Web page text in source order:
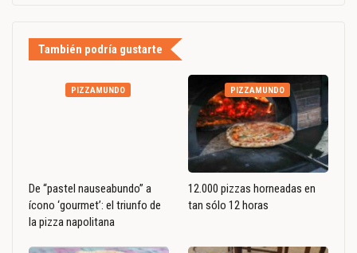
También podría gustarte
PIZZAMUNDO
De “pastel nauseabundo” a
ícono ‘gourmet’: el triunfo de
la pizza napolitana
PIZZAMUNDO
12.000 pizzas horneadas en
tan sólo 12 horas